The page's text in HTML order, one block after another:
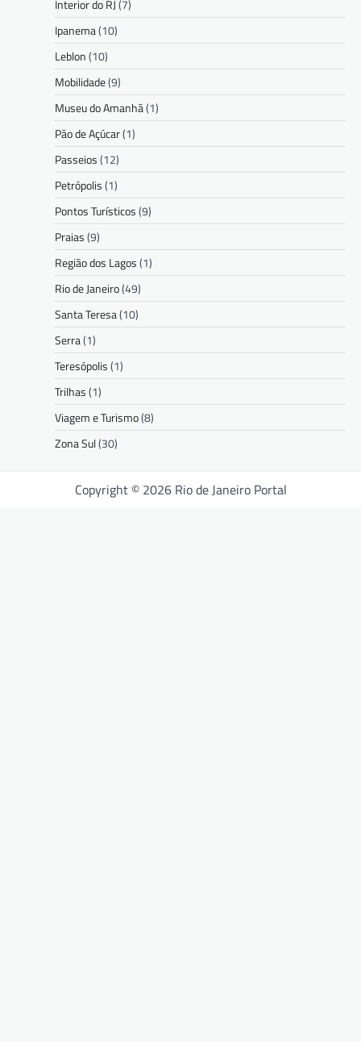
Interior do RJ(7)
Ipanema(10)
Leblon(10)
Mobilidade(9)
Museu do Amanhã(1)
Pão de Açúcar(1)
Passeios(12)
Petrópolis(1)
Pontos Turísticos(9)
Praias(9)
Região dos Lagos(1)
Rio de Janeiro(49)
Santa Teresa(10)
Serra(1)
Teresópolis(1)
Trilhas(1)
Viagem e Turismo(8)
Zona Sul(30)
Copyright © 2026 Rio de Janeiro Portal